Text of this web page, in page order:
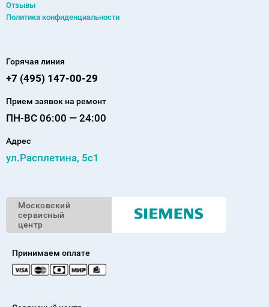
Отзывы
Политика конфиденциальности
Горячая линия
+7 (495) 147-00-29
Прием заявок на ремонт
ПН-ВС 06:00 — 24:00
Адрес
ул.Расплетина, 5с1
Московский
сервисный
центр
Принимаем оплате